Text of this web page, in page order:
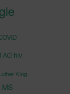
FAO hiv
King
MS